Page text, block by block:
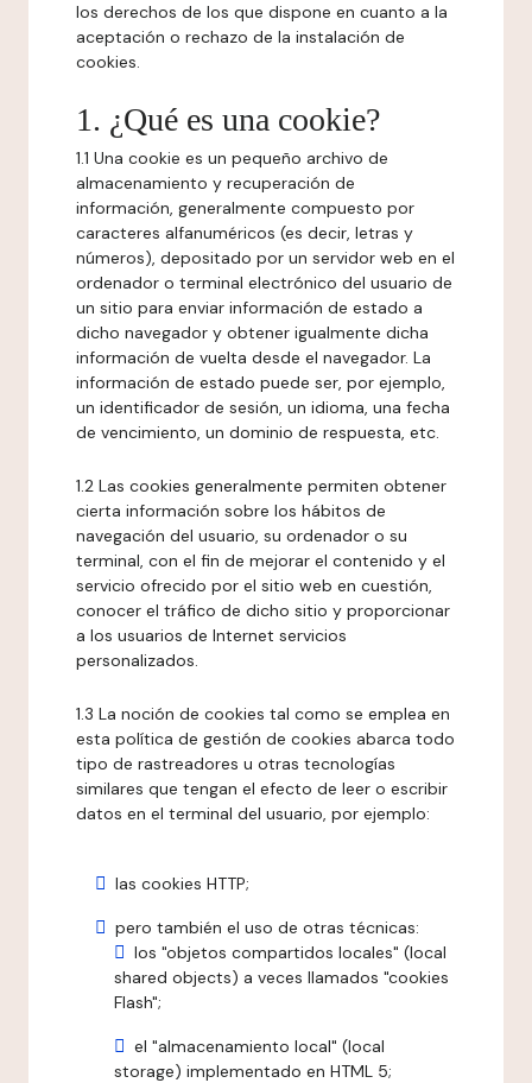
los derechos de los que dispone en cuanto a la
aceptación o rechazo de la instalación de
cookies.
1. ¿Qué es una cookie?
1.1 Una cookie es un pequeño archivo de
almacenamiento y recuperación de
información, generalmente compuesto por
caracteres alfanuméricos (es decir, letras y
números), depositado por un servidor web en el
ordenador o terminal electrónico del usuario de
un sitio para enviar información de estado a
dicho navegador y obtener igualmente dicha
información de vuelta desde el navegador. La
información de estado puede ser, por ejemplo,
un identificador de sesión, un idioma, una fecha
de vencimiento, un dominio de respuesta, etc.
1.2 Las cookies generalmente permiten obtener
cierta información sobre los hábitos de
navegación del usuario, su ordenador o su
terminal, con el fin de mejorar el contenido y el
servicio ofrecido por el sitio web en cuestión,
conocer el tráfico de dicho sitio y proporcionar
a los usuarios de Internet servicios
personalizados.
1.3 La noción de cookies tal como se emplea en
esta política de gestión de cookies abarca todo
tipo de rastreadores u otras tecnologías
similares que tengan el efecto de leer o escribir
datos en el terminal del usuario, por ejemplo:
las cookies HTTP;
pero también el uso de otras técnicas:
los "objetos compartidos locales" (local
shared objects) a veces llamados "cookies
Flash";
el "almacenamiento local" (local
storage) implementado en HTML 5;